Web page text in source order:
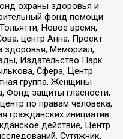
охраны здоровья и
фонд помощи
Новое время,
центр Анна, Проект
здоровья, Мемориал,
Издательство Парк
Сфера, Центр
группа, Женщины
Фонд защиты гласности,
по правам человека,
гражданских инициатив
действие, Центр
Сутяжник,